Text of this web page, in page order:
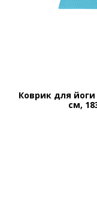
Коврик для йоги
см,